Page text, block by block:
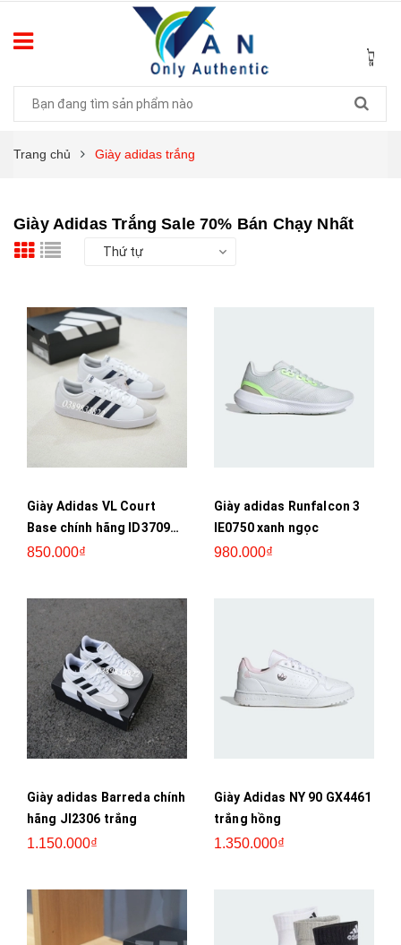
Trang chủ Giày adidas trắng
Giày Adidas Trắng Sale 70% Bán Chạy Nhất
Thứ tự
Giày Adidas VL Court
Base chính hãng ID3709
trắng
850.000₫
Giày adidas Runfalcon 3
IE0750 xanh ngọc
980.000₫
Giày adidas Barreda chính
hãng JI2306 trắng
1.150.000₫
Giày Adidas NY 90 GX4461
trắng hồng
1.350.000₫